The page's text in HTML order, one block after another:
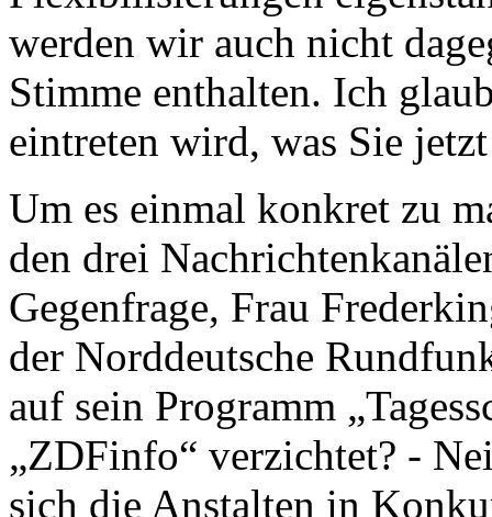
werden wir auch nicht
Stimme enthalten. Ich
eintreten wird, was Sie
Um es einmal konkret zu
den drei
Gegenfrage, Frau
der Norddeutsche
auf sein Programm
„ZDFinfo“ verzichtet? -
sich die Anstalten in